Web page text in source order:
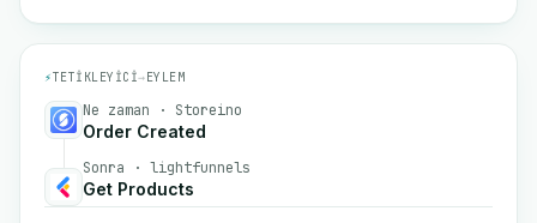
⚡TETIKLEYICI→EYLEM
Ne zaman · Storeino
Order Created
Sonra · lightfunnels
Get Products